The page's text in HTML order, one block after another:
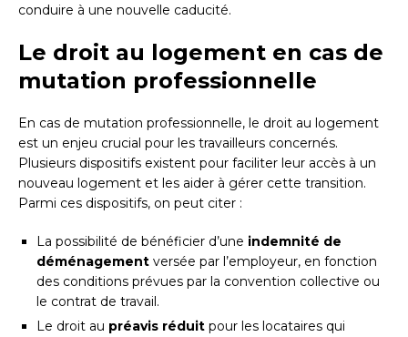
conduire à une nouvelle caducité.
Le droit au logement en cas de
mutation professionnelle
En cas de mutation professionnelle, le droit au logement
est un enjeu crucial pour les travailleurs concernés.
Plusieurs dispositifs existent pour faciliter leur accès à un
nouveau logement et les aider à gérer cette transition.
Parmi ces dispositifs, on peut citer :
La possibilité de bénéficier d’une indemnité de
déménagement versée par l’employeur, en fonction
des conditions prévues par la convention collective ou
le contrat de travail.
Le droit au préavis réduit pour les locataires qui